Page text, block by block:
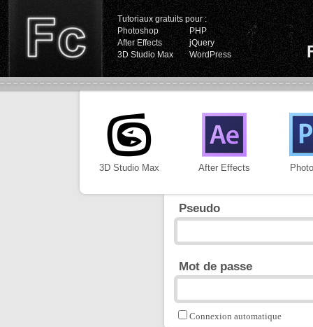
Tutoriaux gratuits pour :
Photoshop
PHP
After Effects
jQuery
3D Studio Max
WordPress
3D Studio Max After Effects
Pseudo
Mot de passe
Connexion automatique